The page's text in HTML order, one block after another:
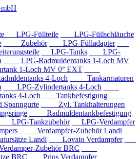
LPG-Füllteile
LPG-Füllschläuche
Zubehör
LPG-Fülladapter
LPG-Tanks
LPG-
LPG-Radmuldentanks 1-Loch MV
1-Loch MV 0° EXT
4-Loch
Tankarmaturen
LPG-Zylindertanks 4-Loch
4-Loch
Tankbefestigung
Spanngurte
Zyl. Tankhalterungen
Radmuldentankbefestigung
LPG-Tankzubehör
LPG-Verdampfer
Verdampfer-Zubehör Landi
Landi
Lovato Verdampfer
Zubehör BRC
BRC
Prins Verdampfer